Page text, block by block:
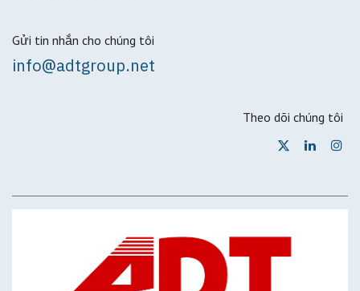
Gửi tin nhắn cho chúng tôi
info@adtgroup.net
Theo dõi chúng tôi